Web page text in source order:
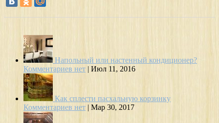
Напольный или настенный кондиционер?
Комментариев нет | Июл 11, 2016
Как сплести пасхальную корзинку
Комментариев нет | Мар 30, 2017